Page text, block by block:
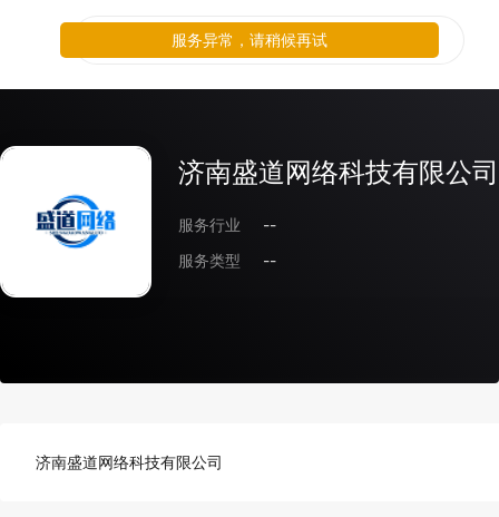
济南盛道网络科技有限公司
服务行业
--
服务类型
--
济南盛道网络科技有限公司
服务异常，请稍候再试